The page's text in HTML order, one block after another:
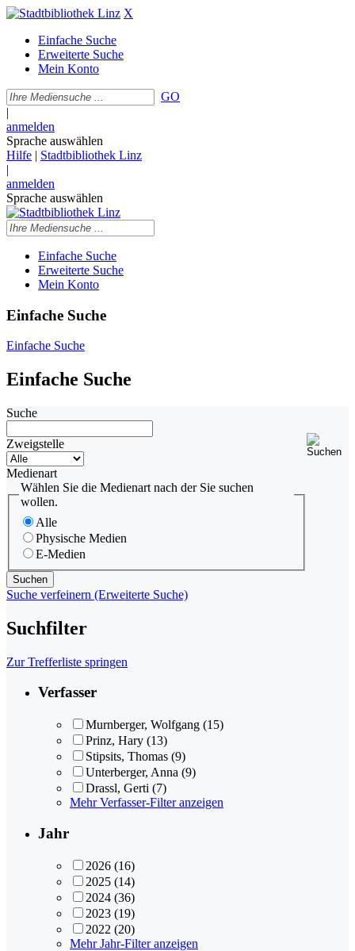
X
Einfache Suche
Erweiterte Suche
Mein Konto
GO
|
anmelden
Sprache auswählen
Hilfe | Stadtbibliothek Linz
|
anmelden
Sprache auswählen
Einfache Suche
Erweiterte Suche
Mein Konto
Einfache Suche
Einfache Suche
Einfache Suche
Suche
Zweigstelle
Medienart
Wählen Sie die Medienart nach der Sie suchen
wollen.
Alle
Physische Medien
E-Medien
Suche verfeinern (Erweiterte Suche)
Suchfilter
Zur Trefferliste springen
Verfasser
Murnberger, Wolfgang (15)
Prinz, Hary (13)
Stipsits, Thomas (9)
Unterberger, Anna (9)
Drassl, Gerti (7)
Mehr Verfasser-Filter anzeigen
Jahr
2026 (16)
2025 (14)
2024 (36)
2023 (19)
2022 (20)
Mehr Jahr-Filter anzeigen